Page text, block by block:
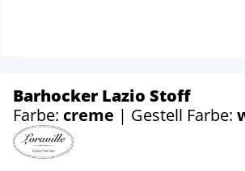
Barhocker Lazio Stoff
Farbe: creme | Gestell Farbe: